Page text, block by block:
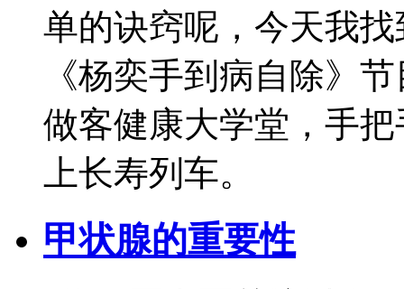
单的诀窍呢，今天我
《杨奕手到病自除》
做客健康大学堂，手
上长寿列车。
甲状腺的重要性